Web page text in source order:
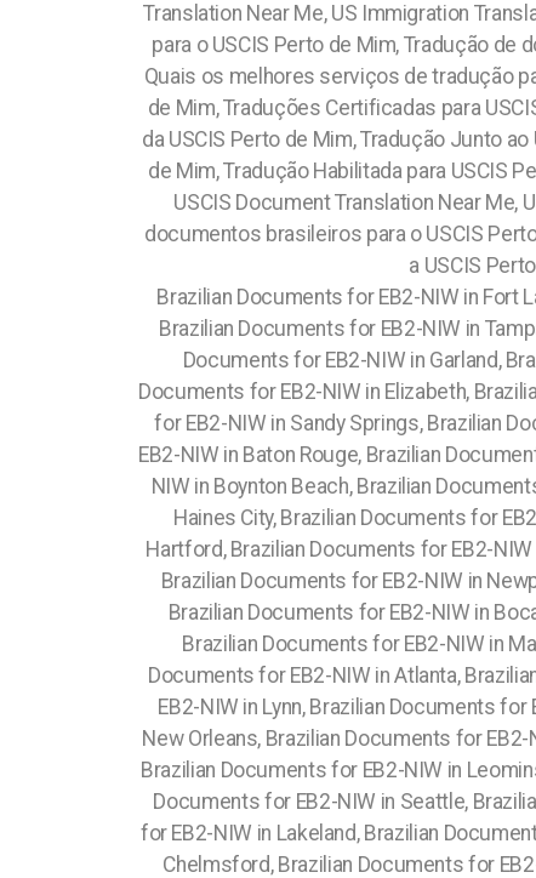
Translation Near Me, US Immigration
para o USCIS Perto de Mim, Tradução de
Quais os melhores serviços de tradução
de Mim, Traduções Certificadas para
da USCIS Perto de Mim, Tradução Junto
de Mim, Tradução Habilitada para USCIS
USCIS Document Translation Near Me,
documentos brasileiros para o USCIS
a USCIS
Brazilian Documents for EB2-NIW in Fort
Brazilian Documents for EB2-NIW in
Documents for EB2-NIW in Garland,
Documents for EB2-NIW in Elizabeth,
for EB2-NIW in Sandy Springs, Brazilian
EB2-NIW in Baton Rouge, Brazilian
NIW in Boynton Beach, Brazilian
Haines City, Brazilian Documents for
Hartford, Brazilian Documents for EB2-
Brazilian Documents for EB2-NIW in
Brazilian Documents for EB2-NIW in
Brazilian Documents for EB2-NIW in
Documents for EB2-NIW in Atlanta,
EB2-NIW in Lynn, Brazilian Documents
New Orleans, Brazilian Documents for
Brazilian Documents for EB2-NIW in
Documents for EB2-NIW in Seattle,
for EB2-NIW in Lakeland, Brazilian
Chelmsford, Brazilian Documents for